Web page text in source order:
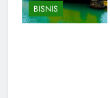
BISNIS